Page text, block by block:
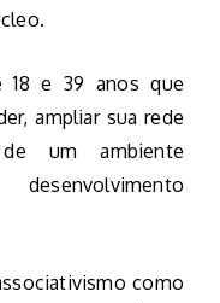
18 e 39 anos que
ampliar sua rede
um ambiente
como